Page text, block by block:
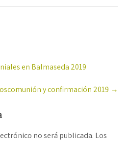
en Balmaseda 2019
y confirmación 2019 →
no será publicada. Los